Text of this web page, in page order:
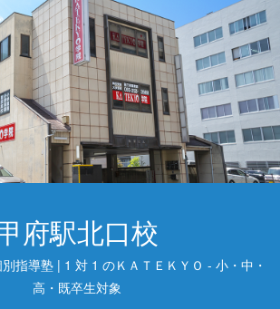
府駅北口校
指導塾 | 1 対 1 のＫＡＴＥＫＹＯ - 小・中・
高・既卒生対象